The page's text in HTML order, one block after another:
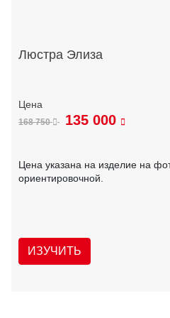
Люстра Элиза
168 750 135 000
Цена указана на изделие на
ориентировочной.
ИЗУЧИТЬ